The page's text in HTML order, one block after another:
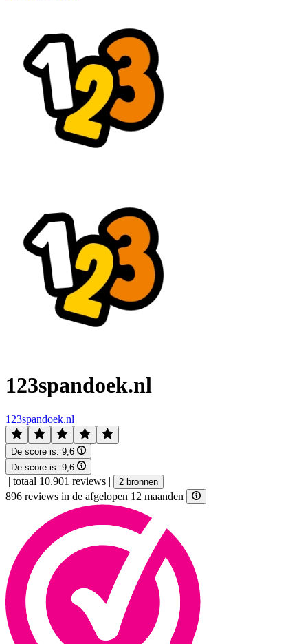
123spandoek.nl
123spandoek.nl
De score is: 9,6
De score is: 9,6
| totaal 10.901 reviews | 2 bronnen
896 reviews in de afgelopen 12 maanden